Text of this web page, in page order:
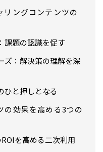
リングコンテンツの
課題の認識を促す
ズ：解決策の理解を深
ひと押しとなる
の効果を高める3つの
を高める二次利用